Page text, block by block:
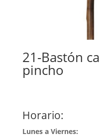
21-Bastón
pincho
Horario:
Lunes a Viernes: